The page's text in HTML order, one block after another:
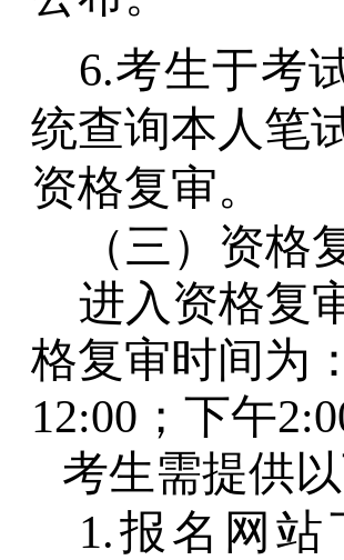
6.考生于考
统查询本人笔
资格复审。
（三） 资格
进入资格复
格复审时间为 ：
12:00； 下午2:
考生需提供
1.报名网